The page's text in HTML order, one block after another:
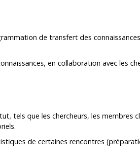
de transfert des
en collaboration avec les
tels que les chercheurs, les membres
de certaines rencontres